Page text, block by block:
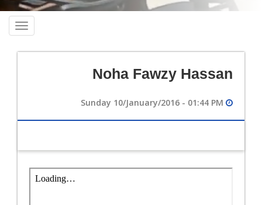
Noha Fawzy Hassan